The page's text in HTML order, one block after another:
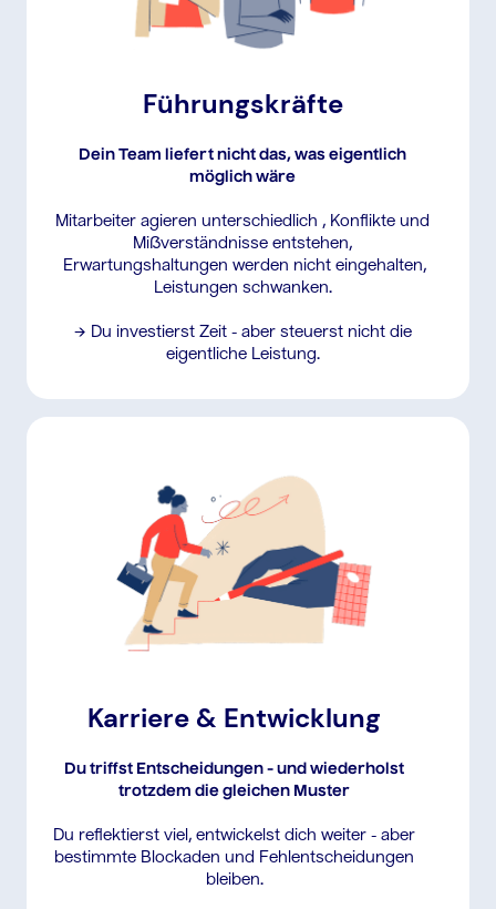
Führungskräfte
Dein Team liefert nicht das, was eigentlich
möglich wäre
Mitarbeiter agieren unterschiedlich , Konflikte und
Mißverständnisse entstehen,
Erwartungshaltungen werden nicht eingehalten,
Leistungen schwanken.
→ Du investierst Zeit - aber steuerst nicht die
eigentliche Leistung.
Karriere & Entwicklung
Du triffst Entscheidungen - und wiederholst
trotzdem die gleichen Muster
Du reflektierst viel, entwickelst dich weiter - aber
bestimmte Blockaden und Fehlentscheidungen
bleiben.